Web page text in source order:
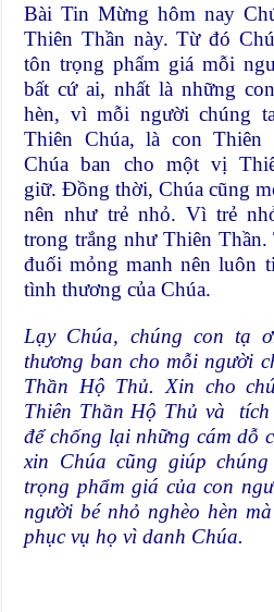
Bài Tin Mừng hôm nay
Thiên Thần này. Từ đó
tôn trọng phẩm giá mỗi
bất cứ ai, nhất là những
hèn, vì mỗi người chúng
Thiên Chúa, là con Thiên
Chúa ban cho một vị
giữ. Đồng thời, Chúa cũng
nên như trẻ nhỏ. Vì trẻ
trong trắng như Thiên
đuối mỏng manh nên luôn
tình thương của Chúa.
Lạy Chúa, chúng con tạ
thương ban cho mỗi người
Thần Hộ Thủ. Xin cho
Thiên Thần Hộ Thủ và
để chống lại những cám dỗ
xin Chúa cũng giúp
trọng phẩm giá của con
người bé nhỏ nghèo hèn
phục vụ họ vì danh Chúa.